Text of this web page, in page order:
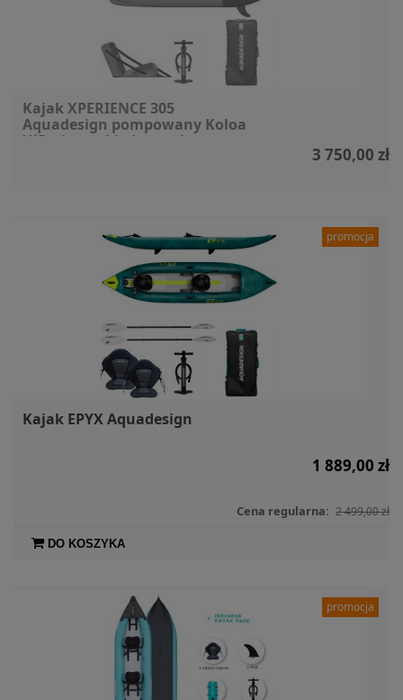
Kajak XPERIENCE 305
Aquadesign pompowany Koloa
X´Perience 1 jednoosobowy
3 750,00 zł
Kajak EPYX Aquadesign
1 889,00 zł
Cena regularna: 2 499,00 zł
DO KOSZYKA
promocja
promocja